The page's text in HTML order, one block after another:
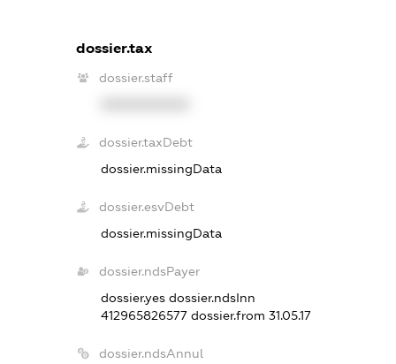
dossier.tax
dossier.staff
dossier.taxDebt
dossier.missingData
dossier.esvDebt
dossier.missingData
dossier.ndsPayer
dossier.yes dossier.ndsInn
412965826577 dossier.from 31.05.17
dossier.ndsAnnul